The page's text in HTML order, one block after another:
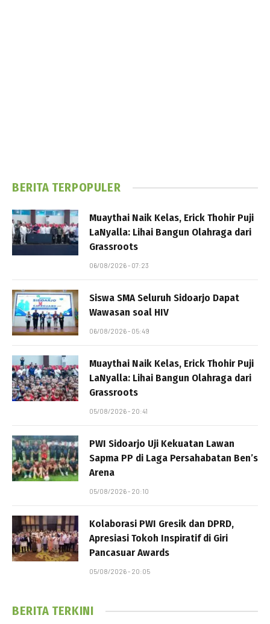
BERITA TERPOPULER
Muaythai Naik Kelas, Erick Thohir Puji
LaNyalla: Lihai Bangun Olahraga dari
Grassroots
06/08/2026 - 07:23
Siswa SMA Seluruh Sidoarjo Dapat
Wawasan soal HIV
06/08/2026 - 05:49
Muaythai Naik Kelas, Erick Thohir Puji
LaNyalla: Lihai Bangun Olahraga dari
Grassroots
05/08/2026 - 20:41
PWI Sidoarjo Uji Kekuatan Lawan
Sapma PP di Laga Persahabatan Ben’s
Arena
05/08/2026 - 20:10
Kolaborasi PWI Gresik dan DPRD,
Apresiasi Tokoh Inspiratif di Giri
Pancasuar Awards
05/08/2026 - 20:05
BERITA TERKINI